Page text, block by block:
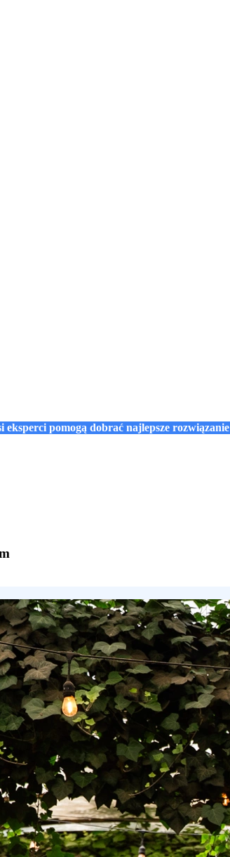
eksperci pomogą dobrać najlepsze rozwiązanie